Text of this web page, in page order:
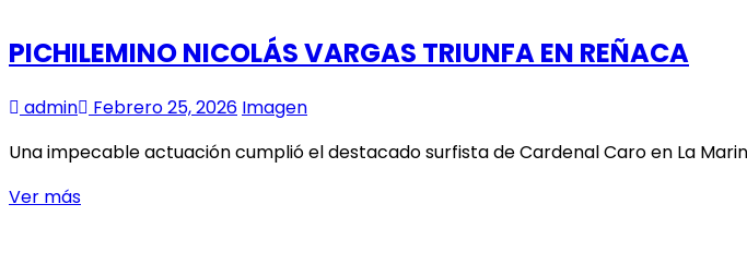
80
DE
VERANO
EN
PICHILEMINO NICOLÁS VARGAS TRIUNFA EN REÑACA
admin Febrero 25, 2026 Imagen
Una impecable actuación cumplió el destacado surfista de Cardenal Caro en La
Ver másPICHILEMINO